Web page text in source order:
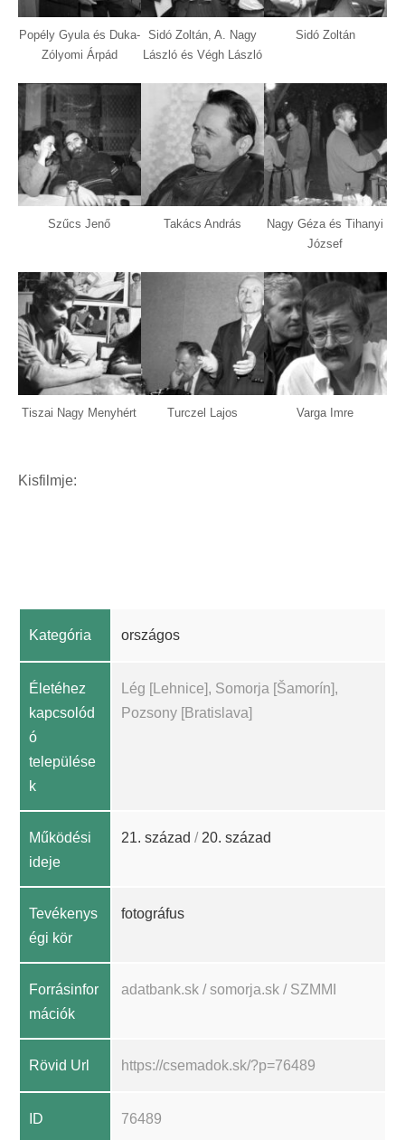
Popély Gyula és Duka-
Zólyomi Árpád
Sidó Zoltán, A. Nagy
László és Végh László
Sidó Zoltán
Szűcs Jenő Takács András
Nagy Géza és Tihanyi
József
Tiszai Nagy Menyhért Turczel Lajos Varga Imre
Kisfilmje:
Kategória országos
Életéhez
kapcsolód
ó
települése
k
Lég [Lehnice], Somorja [Šamorín],
Pozsony [Bratislava]
Működési
ideje
21. század / 20. század
Tevékenys
égi kör
fotográfus
Forrásinfor
mációk
adatbank.sk / somorja.sk / SZMMI
Rövid Url https://csemadok.sk/?p=76489
ID 76489